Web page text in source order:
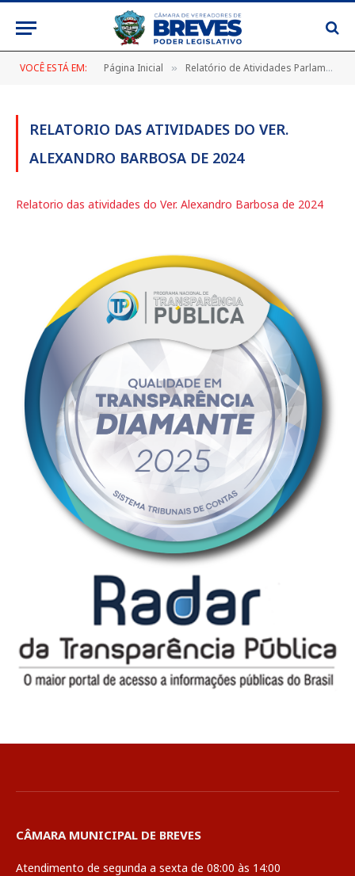
VOCÊ ESTÁ EM: Página Inicial » Relatório de Atividades Parlamentares – 2024
RELATORIO DAS ATIVIDADES DO VER.
ALEXANDRO BARBOSA DE 2024
Relatorio das atividades do Ver. Alexandro Barbosa de 2024
CÂMARA MUNICIPAL DE BREVES
Atendimento de segunda a sexta de 08:00 às 14:00